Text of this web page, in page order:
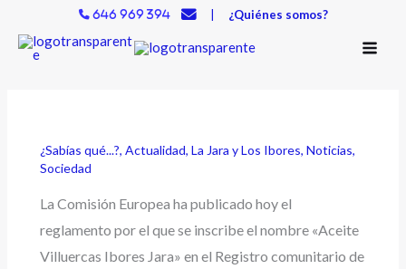
contenido
646 969 394 | ¿Quiénes somos?
¿Sabías qué...?,Actualidad,La Jara y Los Ibores,Noticias,
Sociedad
La Comisión Europea ha publicado hoy el
reglamento por el que se inscribe el nombre «Aceite
Villuercas Ibores Jara» en el Registro comunitario de